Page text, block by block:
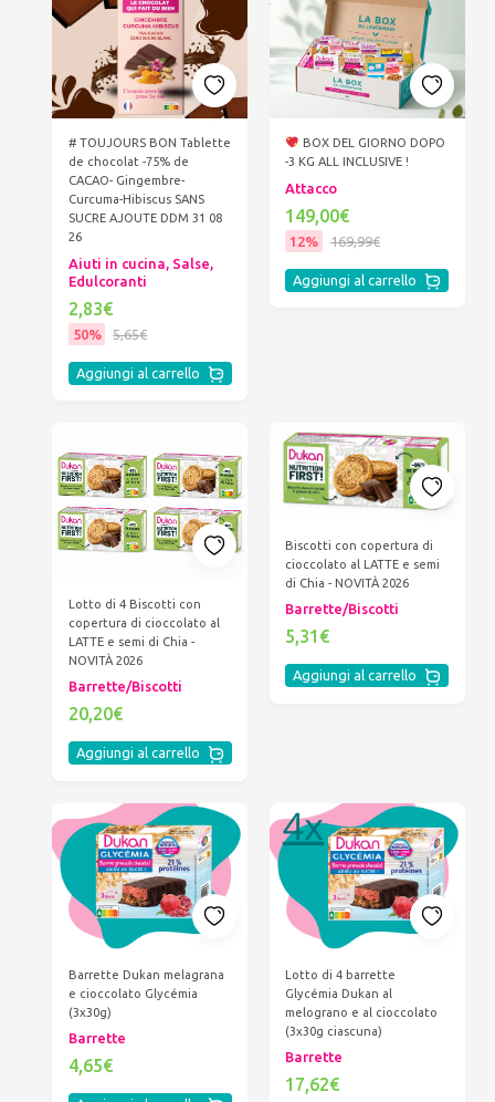
# TOUJOURS BON Tablette
de chocolat -75% de
CACAO- Gingembre-
Curcuma-Hibiscus SANS
SUCRE AJOUTE DDM 31 08
26
Aiuti in cucina, Salse,
Edulcoranti
2,83€
50% 5,65€
Aggiungi al carrello
BOX DEL GIORNO DOPO
-3 KG ALL INCLUSIVE !
Attacco
149,00€
12% 169,99€
Aggiungi al carrello
Lotto di 4 Biscotti con
copertura di cioccolato al
LATTE e semi di Chia -
NOVITÀ 2026
Barrette/Biscotti
20,20€
Aggiungi al carrello
Biscotti con copertura di
cioccolato al LATTE e semi
di Chia - NOVITÀ 2026
Barrette/Biscotti
5,31€
Aggiungi al carrello
Barrette Dukan melagrana
e cioccolato Glycémia
(3x30g)
Barrette
4,65€
Lotto di 4 barrette
Glycémia Dukan al
melograno e al cioccolato
(3x30g ciascuna)
Barrette
17,62€